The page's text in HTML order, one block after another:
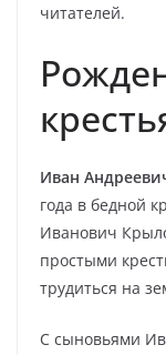
читателей.
Иван
года в бедной
Иванович
простыми
трудиться на
С сыновьями